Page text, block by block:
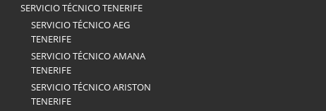
SERVICIO TÉCNICO TENERIFE
SERVICIO TÉCNICO AEG
TENERIFE
SERVICIO TÉCNICO AMANA
TENERIFE
SERVICIO TÉCNICO ARISTON
TENERIFE